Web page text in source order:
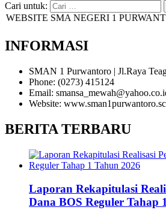
Cari untuk:
SMA NEGERI 1
INFORMASI
SMAN 1 Purwantoro | Jl.Raya
Phone: (0273) 415124
Email:
Website:
BERITA TERBARU
Laporan Rekapitulasi
Dana BOS Reguler Tahap